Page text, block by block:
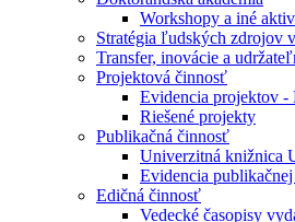
Workshopy a iné
Stratégia ľudských zdrojov
Transfer, inovácie a
Projektová činnosť
Evidencia projektov
Riešené projekty
Publikačná činnosť
Univerzitná knižnica
Evidencia
Edičná činnosť
Vedecké časopisy